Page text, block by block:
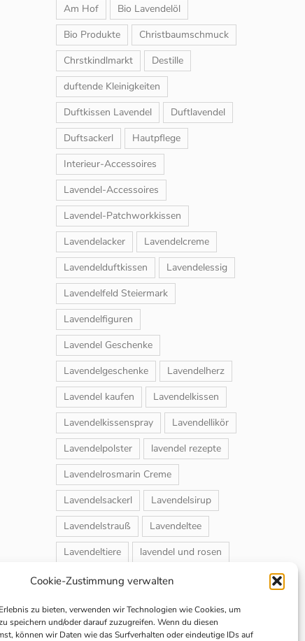
Cookie-Zustimmung verwalten
zu bieten, verwenden wir Technologien wie Cookies, um
speichern und/oder darauf zuzugreifen. Wenn du diesen
können wir Daten wie das Surfverhalten oder eindeutige IDs auf
Am Hof
Bio Lavendelöl
Bio Produkte
Christbaumschmuck
Chrstkindlmarkt
Destille
duftende Kleinigkeiten
Duftkissen Lavendel
Duftlavendel
Duftsackerl
Hautpflege
Interieur-Accessoires
Lavendel-Accessoires
Lavendel-Patchworkkissen
Lavendelacker
Lavendelcreme
Lavendelduftkissen
Lavendelessig
Lavendelfeld Steiermark
Lavendelfiguren
Lavendel Geschenke
Lavendelgeschenke
Lavendelherz
Lavendel kaufen
Lavendelkissen
Lavendelkissenspray
Lavendellikör
Lavendelpolster
lavendel rezepte
Lavendelrosmarin Creme
Lavendelsackerl
Lavendelsirup
Lavendelstrauß
Lavendeltee
Lavendeltiere
lavendel und rosen
Magnet-Duftsackerl
Naturheilmittel
Naturkosmetik
Schuhbedufter
Speiselavendel
Strauchschnitt